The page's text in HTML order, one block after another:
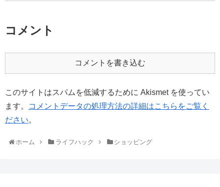
コメント
コメントを書き込む
このサイトはスパムを低減するために Akismet を使ってい
ます。
コメントデータの処理方法の詳細はこちらをご覧く
ださい。
ホーム ライフハック ショッピング